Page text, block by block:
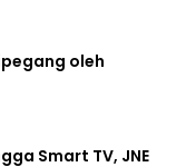
oleh
Smart TV, JNE